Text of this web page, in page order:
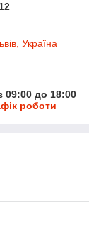
Україна
09:00 до 18:00
роботи